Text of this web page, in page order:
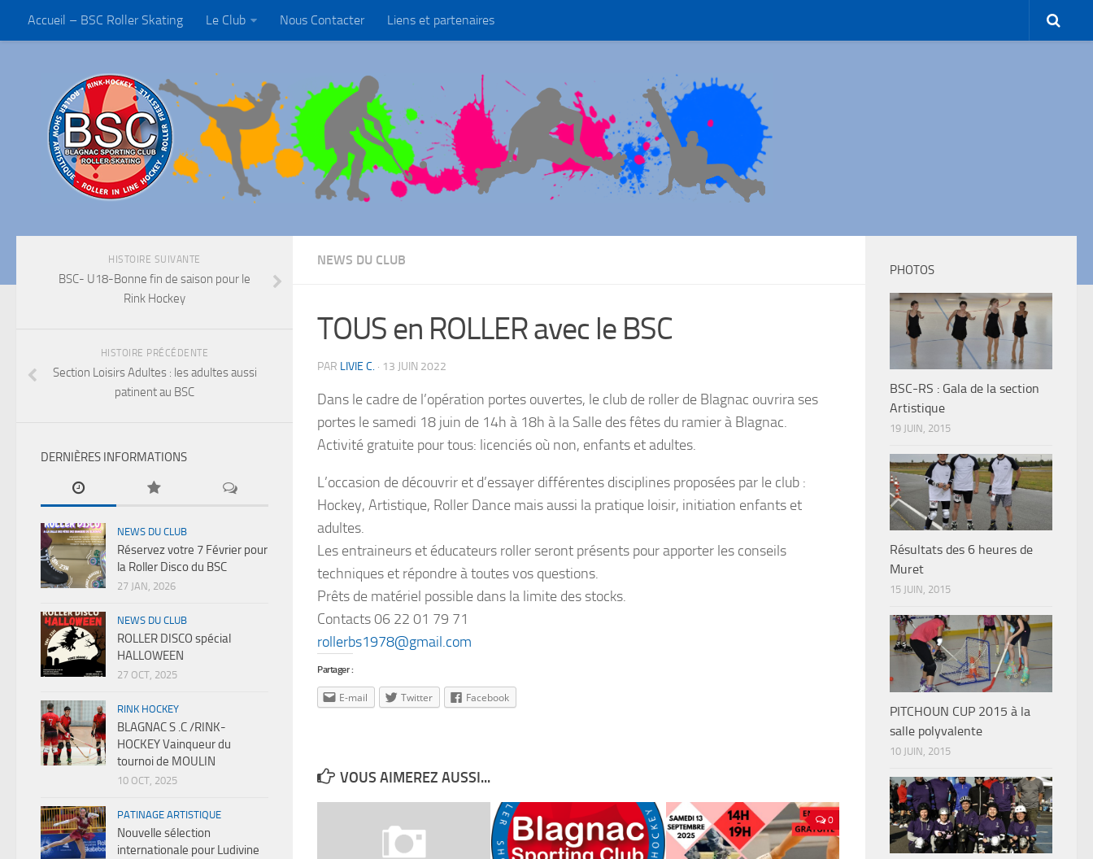
Accueil – BSC Roller Skating Le Club Nous Contacter Liens et partenaires
NEWS DU CLUB
TOUS en ROLLER avec le BSC
PAR LIVIE C. · 13 JUIN 2022
Dans le cadre de l’opération portes ouvertes, le club de roller de Blagnac ouvrira ses
portes le samedi 18 juin de 14h à 18h à la Salle des fêtes du ramier à Blagnac.
Activité gratuite pour tous: licenciés où non, enfants et adultes.
L’occasion de découvrir et d’essayer différentes disciplines proposées par le club :
Hockey, Artistique, Roller Dance mais aussi la pratique loisir, initiation enfants et
adultes.
Les entraineurs et éducateurs roller seront présents pour apporter les conseils
techniques et répondre à toutes vos questions.
Prêts de matériel possible dans la limite des stocks.
Contacts06 22 01 79 71
rollerbs1978@gmail.com
Partager :
E-mail Twitter Facebook
VOUS AIMEREZ AUSSI...
0
HISTOIRE SUIVANTE
BSC- U18-Bonne fin de saison pour le
Rink Hockey
HISTOIRE PRÉCÉDENTE
Section Loisirs Adultes : les adultes aussi
patinent au BSC
DERNIÈRES INFORMATIONS
NEWS DU CLUB
Réservez votre 7 Février pour
la Roller Disco du BSC
27 JAN, 2026
NEWS DU CLUB
ROLLER DISCO spécial
HALLOWEEN
27 OCT, 2025
RINK HOCKEY
BLAGNAC S .C /RINK-
HOCKEY Vainqueur du
tournoi de MOULIN
10 OCT, 2025
PATINAGE ARTISTIQUE
Nouvelle sélection
internationale pour Ludivine
PHOTOS
BSC-RS : Gala de la section
Artistique
19 JUIN, 2015
Résultats des 6 heures de
Muret
15 JUIN, 2015
PITCHOUN CUP 2015 à la
salle polyvalente
10 JUIN, 2015